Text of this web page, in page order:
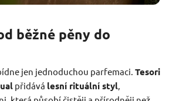
běžné pěny do
jen jednoduchou parfemaci. Tesori
přidává lesní rituální styl